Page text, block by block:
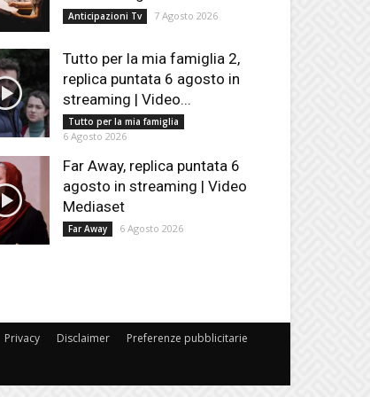
Anticipazioni Tv 7 Agosto 2026
Tutto per la mia famiglia 2,
replica puntata 6 agosto in
streaming | Video...
Tutto per la mia famiglia
6 Agosto 2026
Far Away, replica puntata 6
agosto in streaming | Video
Mediaset
Far Away 6 Agosto 2026
Privacy Disclaimer Preferenze pubblicitarie